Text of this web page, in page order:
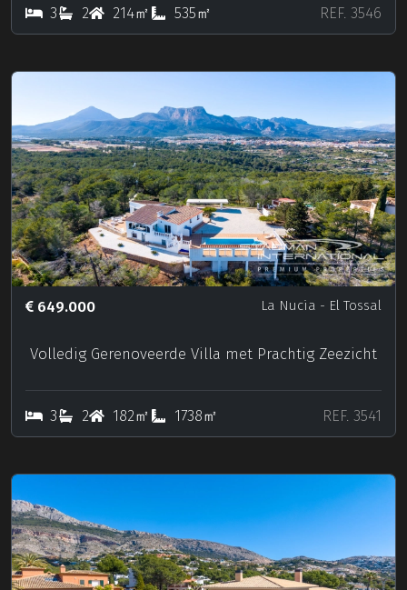
3 2 214㎡ 535㎡ REF. 3546
649.000 La Nucia - El Tossal
Volledig Gerenoveerde Villa met Prachtig Zeezicht
3 2 182㎡ 1738㎡ REF. 3541